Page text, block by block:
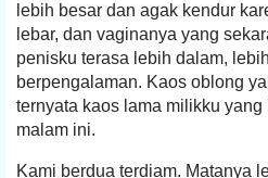
lebih besar dan agak kendur
lebar, dan vaginanya yang
penisku terasa lebih dalam,
berpengalaman. Kaos oblong
ternyata kaos lama milikku
malam ini.
Kami berdua terdiam. Matanya